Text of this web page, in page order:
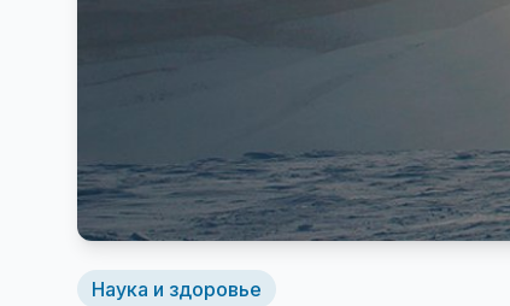
Наука и здоровье